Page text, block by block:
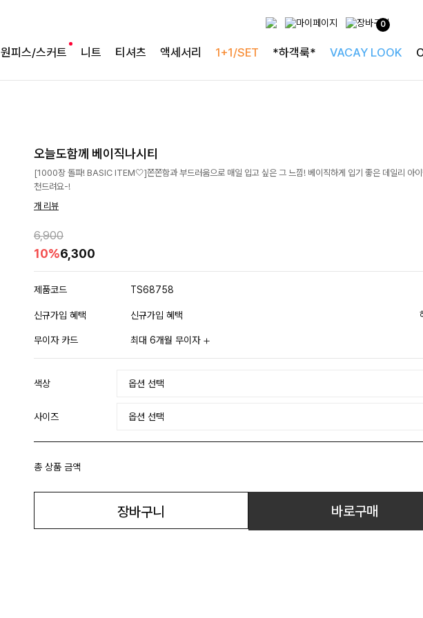
0
원피스/스커트 니트 티셔츠 액세서리 1+1/SET *하객룩* VACAY LOOK
오늘도함께 베이직나시티
[1000장 돌파! BASIC ITEM🤍]쫀쫀함과 부드러움으로 매일 입고 싶은 그 느낌! 베이직하게 입기 좋은 데일리 아
천드려요-!
개 리뷰
6,900
10%6,300
제품코드 TS68758
신규가입 혜택 신규가입 혜택
무이자 카드 최대 6개월 무이자
색상
사이즈
총 상품 금액
장바구니 바로구매